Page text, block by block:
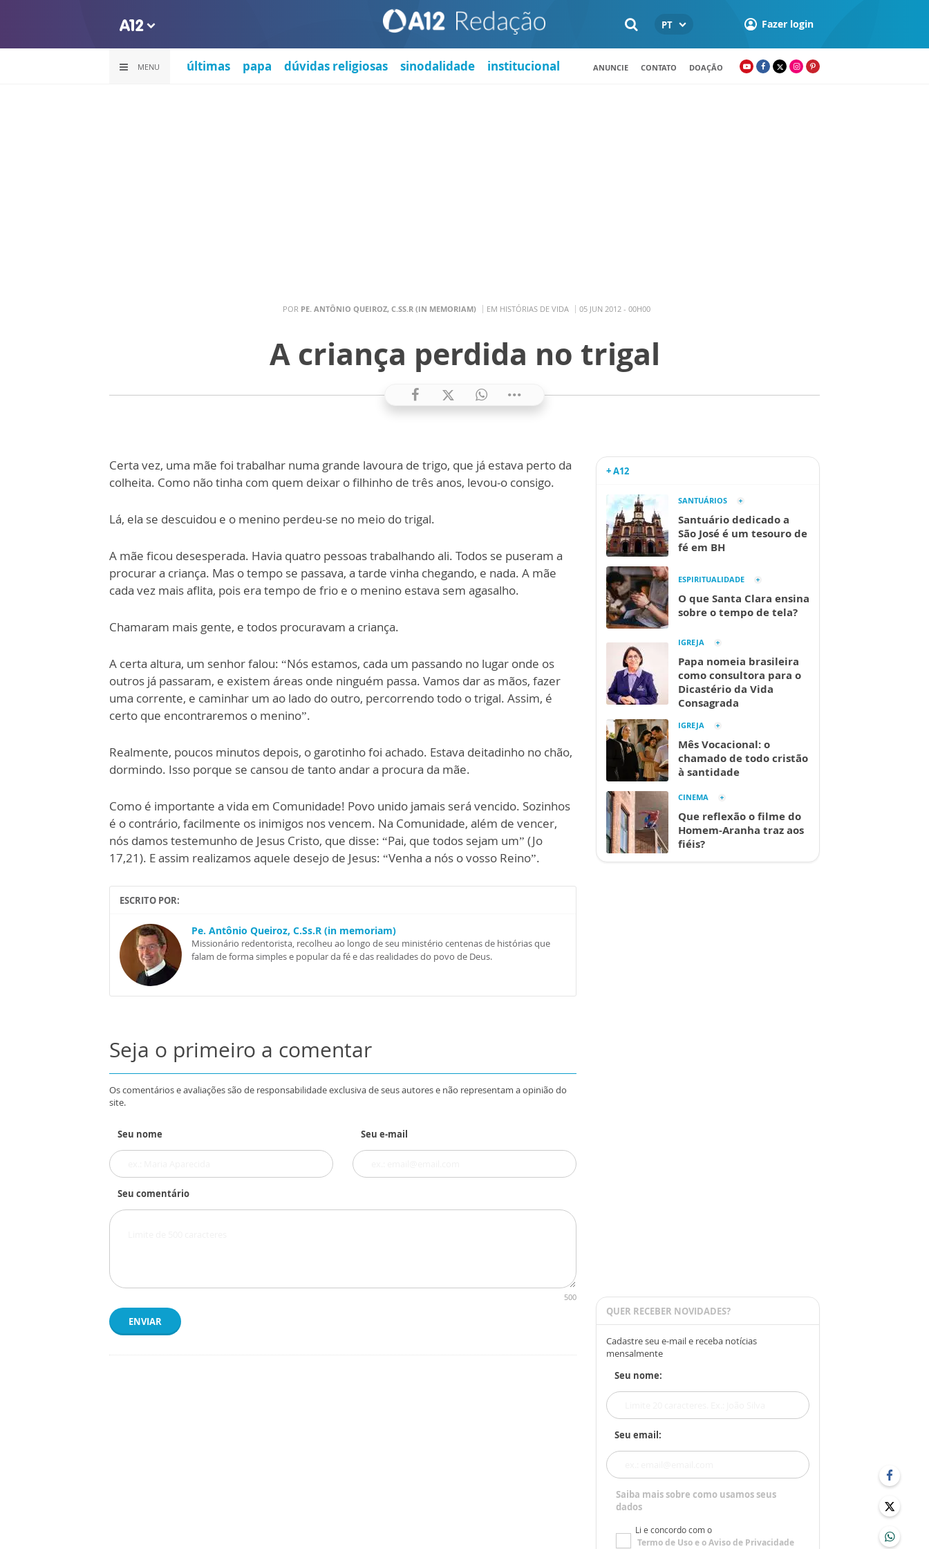
PT Fazer login
MENU últimas papa dúvidas religiosas sinodalidade institucional ANUNCIE CONTATO DOAÇÃO
POR PE. ANTÔNIO QUEIROZ, C.SS.R (IN MEMORIAM) EM HISTÓRIAS DE VIDA 05 JUN 2012 - 00H00
A criança perdida no trigal
Certa vez, uma mãe foi trabalhar numa grande lavoura de trigo, que já estava perto da
colheita. Como não tinha com quem deixar o filhinho de três anos, levou-o consigo.
Lá, ela se descuidou e o menino perdeu-se no meio do trigal.
A mãe ficou desesperada. Havia quatro pessoas trabalhando ali. Todos se puseram a
procurar a criança. Mas o tempo se passava, a tarde vinha chegando, e nada. A mãe
cada vez mais aflita, pois era tempo de frio e o menino estava sem agasalho.
Chamaram mais gente, e todos procuravam a criança.
A certa altura, um senhor falou: “Nós estamos, cada um passando no lugar onde os
outros já passaram, e existem áreas onde ninguém passa. Vamos dar as mãos, fazer
uma corrente, e caminhar um ao lado do outro, percorrendo todo o trigal. Assim, é
certo que encontraremos o menino”.
Realmente, poucos minutos depois, o garotinho foi achado. Estava deitadinho no chão,
dormindo. Isso porque se cansou de tanto andar a procura da mãe.
Como é importante a vida em Comunidade! Povo unido jamais será vencido. Sozinhos
é o contrário, facilmente os inimigos nos vencem. Na Comunidade, além de vencer,
nós damos testemunho de Jesus Cristo, que disse: “Pai, que todos sejam um” (Jo
17,21). E assim realizamos aquele desejo de Jesus: “Venha a nós o vosso Reino”.
ESCRITO POR:
Pe. Antônio Queiroz, C.Ss.R (in memoriam)
Missionário redentorista, recolheu ao longo de seu ministério centenas de histórias que
falam de forma simples e popular da fé e das realidades do povo de Deus.
Seja o primeiro a comentar
Os comentários e avaliações são de responsabilidade exclusiva de seus autores e não representam a opinião do
site.
Seu nome Seu e-mail
Seu comentário
500
ENVIAR
+ A12
SANTUÁRIOS
Santuário dedicado a
São José é um tesouro de
fé em BH
ESPIRITUALIDADE
O que Santa Clara ensina
sobre o tempo de tela?
IGREJA
Papa nomeia brasileira
como consultora para o
Dicastério da Vida
Consagrada
IGREJA
Mês Vocacional: o
chamado de todo cristão
à santidade
CINEMA
Que reflexão o filme do
Homem-Aranha traz aos
fiéis?
QUER RECEBER NOVIDADES?
Cadastre seu e-mail e receba notícias
mensalmente
Seu nome:
Seu email:
Saiba mais sobre como usamos seus
dados
Li e concordo com o
Termo de Usoe oAviso de Privacidade